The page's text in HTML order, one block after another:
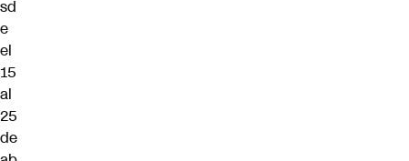
sd
e
el
15
al
25
de